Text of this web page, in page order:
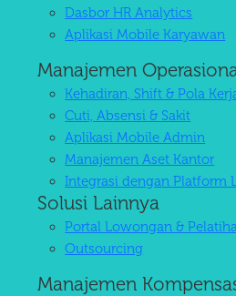
Dasbor HR Analytics
Aplikasi Mobile Karyawan
Manajemen
Kehadiran, Shift & Pola
Cuti, Absensi & Sakit
Aplikasi Mobile Admin
Manajemen Aset Kantor
Integrasi dengan Platform
Solusi Lainnya
Portal Lowongan &
Outsourcing
Manajemen